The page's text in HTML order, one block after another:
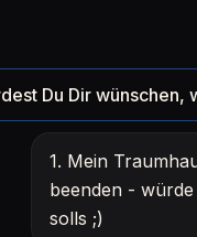
Du Dir wünschen,
1. Mein
beenden -
solls ;)